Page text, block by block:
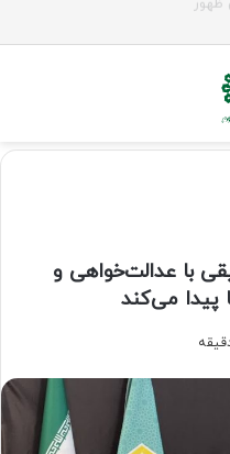
با عدالت‌خواهی و
پیدا می‌کند